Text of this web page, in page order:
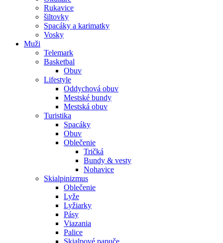
Rukavice
šiltovky
Spacáky a karimatky
Vosky
Muži
Telemark
Basketbal
Obuv
Lifestyle
Oddychová obuv
Mestské bundy
Mestská obuv
Turistika
Spacáky
Obuv
Oblečenie
Tričká
Bundy & vesty
Nohavice
Skialpinizmus
Oblečenie
Lyže
Lyžiarky
Pásy
Viazania
Palice
Skialpové papuče